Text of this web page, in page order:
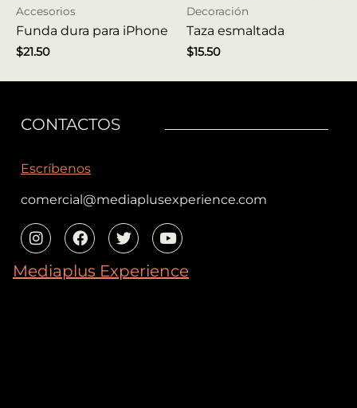
Accesorios
Funda dura para iPhone
$21.50
Decoración
Taza esmaltada
$15.50
CONTACTOS
Escríbenos
comercial@mediaplusexperience.com
Mediaplus Experience